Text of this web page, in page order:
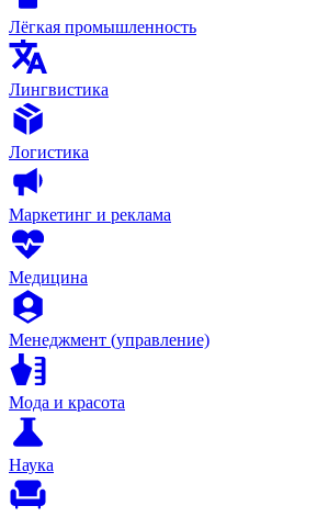
Лёгкая промышленность
Лингвистика
Логистика
Маркетинг и реклама
Медицина
Менеджмент (управление)
Мода и красота
Наука